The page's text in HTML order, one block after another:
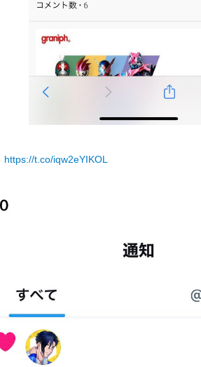
https://t.co/iqw2eYIKOL